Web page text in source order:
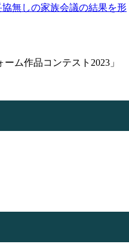
ム作品コンテスト2023」